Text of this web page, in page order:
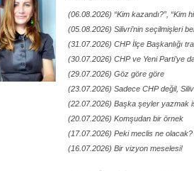
(06.08.2026) “Kim kazandı?”,
(05.08.2026) Silivri’nin seçilmişleri
(31.07.2026) CHP İlçe Başkanlığı
(30.07.2026) CHP ve Yeni Parti’ye
(29.07.2026) Göz göre göre
(23.07.2026) Sadece CHP değil,
(22.07.2026) Başka şeyler yazmak
(20.07.2026) Komşudan bir örnek
(17.07.2026) Peki meclis ne olacak?
(16.07.2026) Bir vizyon meselesi!